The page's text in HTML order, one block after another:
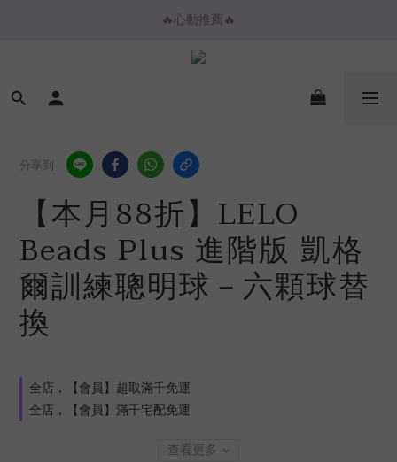
🔥心動推薦🔥
🔥心動推薦🔥
💌購物金放大折抵💌
分享到
【本月88折】LELO
Beads Plus 進階版 凱格
爾訓練聰明球－六顆球替
換
全店，【會員】超取滿千免運
全店，【會員】滿千宅配免運
查看更多